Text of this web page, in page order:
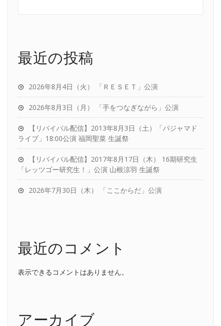
最近の投稿
2026年8月4日（火） 「ＲＥＳＥＴ」公演
2026年8月3日（月） 「手をつなぎながら」公演
【リバイバル配信】2013年8月3日（土）「パジャマド
ライブ」18:00公演 福岡聖菜 生誕祭
【リバイバル配信】2017年8月17日（木） 16期研究生
「レッツゴー研究生！」公演 山根涼羽 生誕祭
2026年7月30日（木） 「ここからだ」公演
最近のコメント
表示できるコメントはありません。
アーカイブ